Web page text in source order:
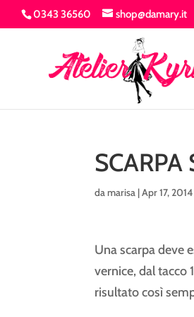
0343 36560 shop@damary.it
SCARPA
damarisa |Apr 17, 2014
Una scarpa deve
vernice, dal tacco
risultato così